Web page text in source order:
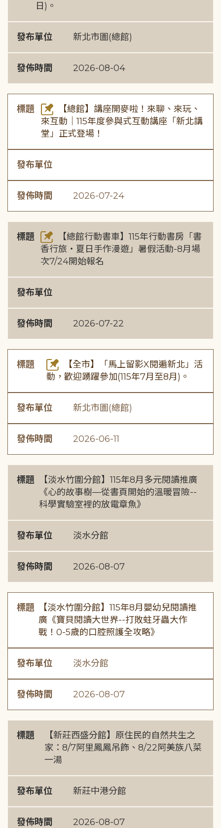
日)。
發布單位 新北市圖(總館)
發佈時間 2026-08-04
標題
【總館】講座開麥啦！來聊、來玩、
來互動｜115年度參與式互動講座「新北講
堂」正式登場！
發布單位
發佈時間 2026-07-24
標題
【總館行動書車】115年行動書房「書
香行旅・夏日手作漫遊」暑假活動-8月場
次7/24開始報名
發布單位
發佈時間 2026-07-22
標題
【全市】「馬上留影X閱遍新北」活
動，歡迎踴躍參加(115年7月至8月)。
發布單位 新北市圖(總館)
發佈時間 2026-06-11
標題
【淡水竹圍分館】115年8月多元閱讀推廣
《心的故事樹—從書頁開始的溫暖冒險--
科學實驗室裡的放電章魚》
發布單位 淡水分館
發佈時間 2026-08-07
標題
【淡水竹圍分館】115年8月嬰幼兒閱讀推
廣《寶貝閱讀大世界--打敗蛀牙蟲大作
戰！0-5歲的口腔照護全攻略》
發布單位 淡水分館
發佈時間 2026-08-07
標題
【新莊西盛分館】原住民的自然共生之
家：8/7阿里鳳鳳吊飾、8/22阿美族八菜
一湯
發布單位 新莊中港分館
發佈時間 2026-08-07